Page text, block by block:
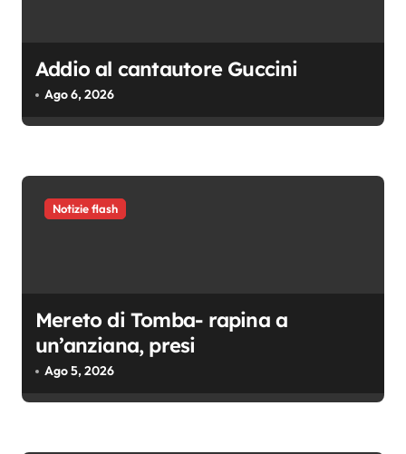
c
l
Addio al cantautore Guccini
Ago 6, 2026
Notizie flash
Mereto di Tomba- rapina a
un’anziana, presi
Ago 5, 2026